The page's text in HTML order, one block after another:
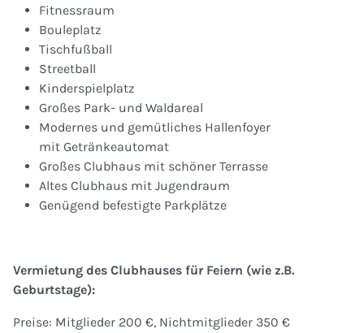
Fitnessraum
Bouleplatz
Tischfußball
Streetball
Kinderspielplatz
Großes Park- und Waldareal
Modernes und gemütliches Hallenfoyer
mit Getränkeautomat
Großes Clubhaus mit schöner Terrasse
Altes Clubhaus mit Jugendraum
Genügend befestigte Parkplätze
Vermietung des Clubhauses für Feiern (wie z.B.
Geburtstage):
Preise: Mitglieder 200 €, Nichtmitglieder 350 €